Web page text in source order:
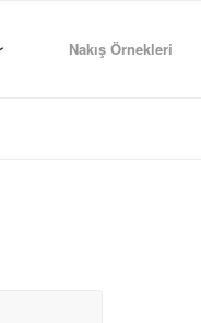
Nakış Örnekleri